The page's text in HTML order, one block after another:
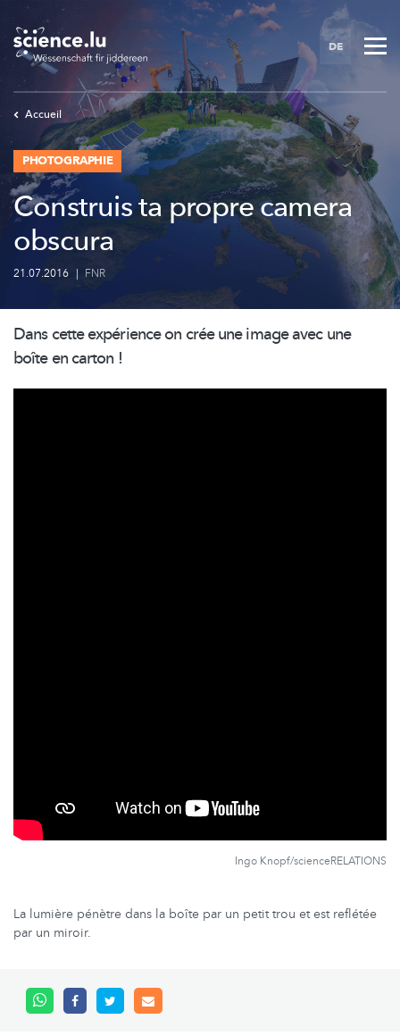
to
main
content
DE
Accueil
PHOTOGRAPHIE
Construis ta propre camera
obscura
21.07.2016 | FNR
Dans cette expérience on crée une image avec une
boîte en carton !
Ingo Knopf/scienceRELATIONS
La lumière pénètre dans la boîte par un petit trou et est reflétée
par un miroir.